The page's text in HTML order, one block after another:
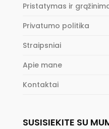
Pristatymas ir
Privatumo politika
Straipsniai
Apie mane
Kontaktai
SUSISIEKITE SU